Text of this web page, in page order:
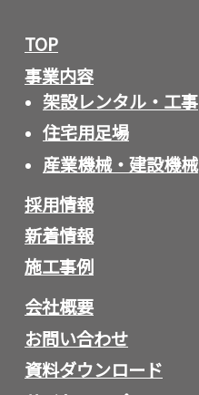
TOP
事業内容
架設レンタル・工事
住宅用足場
産業機械・建設機械
採用情報
新着情報
施工事例
会社概要
お問い合わせ
資料ダウンロード